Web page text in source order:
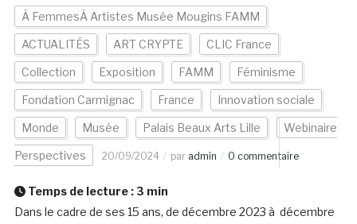
Â FemmesÂ Artistes Musée Mougins FAMM
ACTUALITÉS ART CRYPTE CLIC France
Collection Exposition FAMM Féminisme
Fondation Carmignac France Innovation sociale
Monde Musée Palais Beaux Arts Lille Webinaire
Perspectives 20/09/2024 par admin 0 commentaire
Temps de lecture : 3 min
Dans le cadre de ses 15 ans, de décembre 2023 à décembre